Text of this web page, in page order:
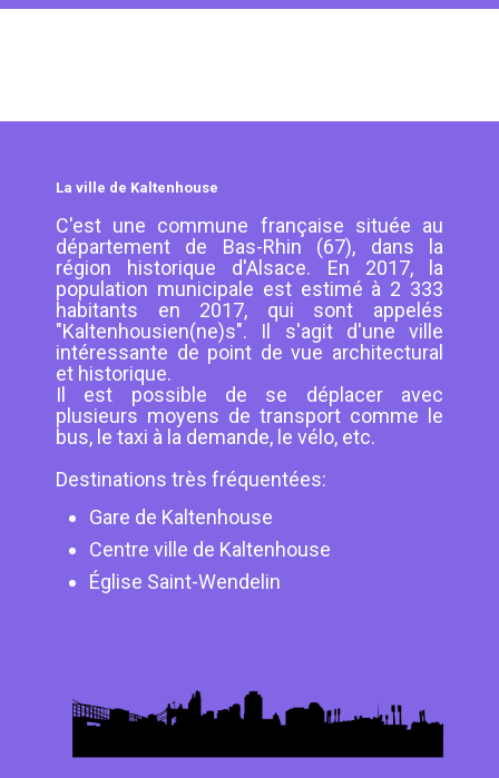
La ville de Kaltenhouse
C'est une commune française située au
département de Bas-Rhin (67), dans la
région historique d'Alsace. En 2017, la
population municipale est estimé à 2 333
habitants en 2017, qui sont appelés
"Kaltenhousien(ne)s". Il s'agit d'une ville
intéressante de point de vue architectural
et historique.
Il est possible de se déplacer avec
plusieurs moyens de transport comme le
bus, le taxi à la demande, le vélo, etc.
Destinations très fréquentées:
Gare de Kaltenhouse
Centre ville de Kaltenhouse
Église Saint-Wendelin